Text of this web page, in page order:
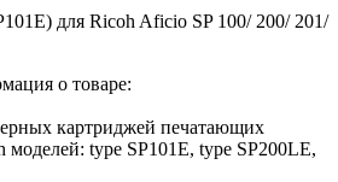
для Ricoh Aficio SP 100/ 200/ 201/
о товаре:
картриджей печатающих
type SP101E, type SP200LE,